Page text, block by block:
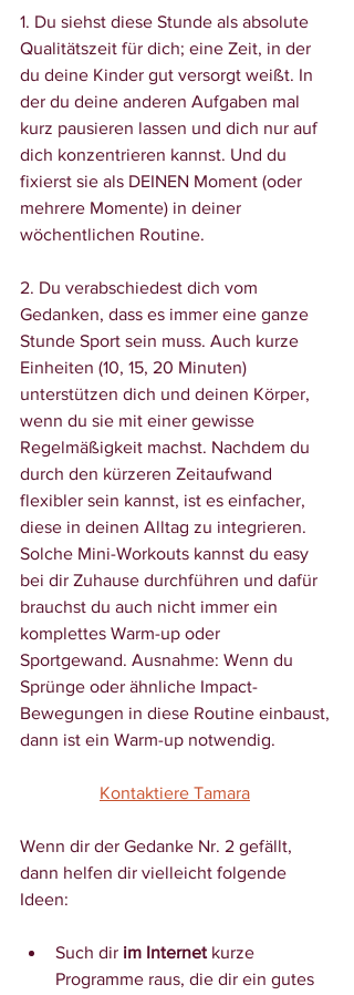
1. Du siehst diese Stunde als absolute
Qualitätszeit für dich; eine Zeit, in der
du deine Kinder gut versorgt weißt. In
der du deine anderen Aufgaben mal
kurz pausieren lassen und dich nur auf
dich konzentrieren kannst. Und du
fixierst sie als DEINEN Moment (oder
mehrere Momente) in deiner
wöchentlichen Routine.
2. Du verabschiedest dich vom
Gedanken, dass es immer eine ganze
Stunde Sport sein muss. Auch kurze
Einheiten (10, 15, 20 Minuten)
unterstützen dich und deinen Körper,
wenn du sie mit einer gewisse
Regelmäßigkeit machst. Nachdem du
durch den kürzeren Zeitaufwand
flexibler sein kannst, ist es einfacher,
diese in deinen Alltag zu integrieren.
Solche Mini-Workouts kannst du easy
bei dir Zuhause durchführen und dafür
brauchst du auch nicht immer ein
komplettes Warm-up oder
Sportgewand. Ausnahme: Wenn du
Sprünge oder ähnliche Impact-
Bewegungen in diese Routine einbaust,
dann ist ein Warm-up notwendig.
Kontaktiere Tamara
Wenn dir der Gedanke Nr. 2 gefällt,
dann helfen dir vielleicht folgende
Ideen:
Such dir im Internet kurze
Programme raus, die dir ein gutes